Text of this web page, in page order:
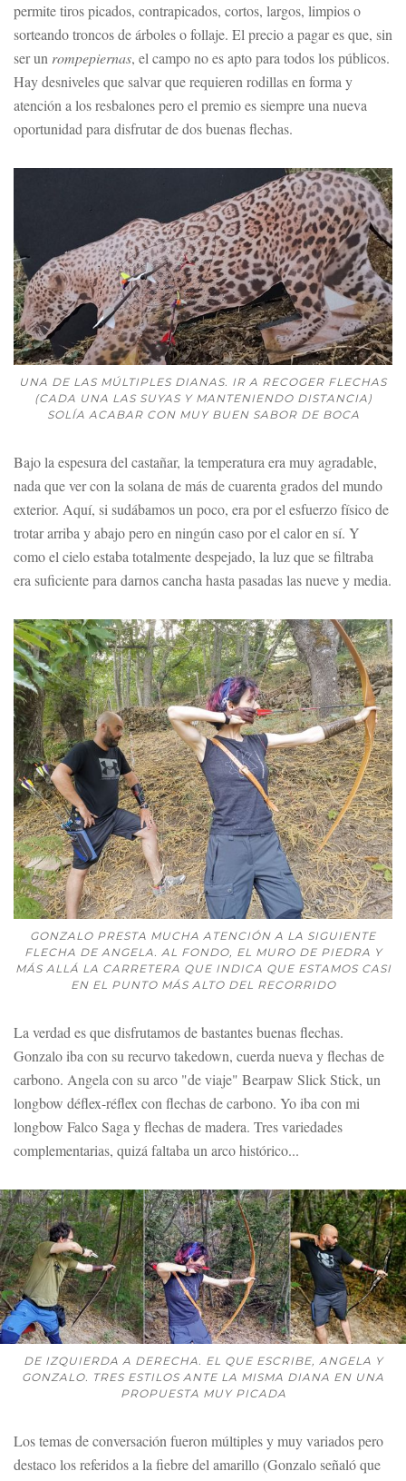
permite tiros picados, contrapicados, cortos, largos, limpios o
sorteando troncos de árboles o follaje. El precio a pagar es que, sin
ser un rompepiernas, el campo no es apto para todos los públicos.
Hay desniveles que salvar que requieren rodillas en forma y
atención a los resbalones pero el premio es siempre una nueva
oportunidad para disfrutar de dos buenas flechas.
UNA DE LAS MÚLTIPLES DIANAS. IR A RECOGER FLECHAS
(CADA UNA LAS SUYAS Y MANTENIENDO DISTANCIA)
SOLÍA ACABAR CON MUY BUEN SABOR DE BOCA
Bajo la espesura del castañar, la temperatura era muy agradable,
nada que ver con la solana de más de cuarenta grados del mundo
exterior. Aquí, si sudábamos un poco, era por el esfuerzo físico de
trotar arriba y abajo pero en ningún caso por el calor en sí. Y
como el cielo estaba totalmente despejado, la luz que se filtraba
era suficiente para darnos cancha hasta pasadas las nueve y media.
GONZALO PRESTA MUCHA ATENCIÓN A LA SIGUIENTE
FLECHA DE ANGELA. AL FONDO, EL MURO DE PIEDRA Y
MÁS ALLÁ LA CARRETERA QUE INDICA QUE ESTAMOS CASI
EN EL PUNTO MÁS ALTO DEL RECORRIDO
La verdad es que disfrutamos de bastantes buenas flechas.
Gonzalo iba con su recurvo takedown, cuerda nueva y flechas de
carbono. Angela con su arco "de viaje" Bearpaw Slick Stick, un
longbow déflex-réflex con flechas de carbono. Yo iba con mi
longbow Falco Saga y flechas de madera. Tres variedades
complementarias, quizá faltaba un arco histórico...
DE IZQUIERDA A DERECHA. EL QUE ESCRIBE, ANGELA Y
GONZALO. TRES ESTILOS ANTE LA MISMA DIANA EN UNA
PROPUESTA MUY PICADA
Los temas de conversación fueron múltiples y muy variados pero
destaco los referidos a la fiebre del amarillo (Gonzalo señaló que